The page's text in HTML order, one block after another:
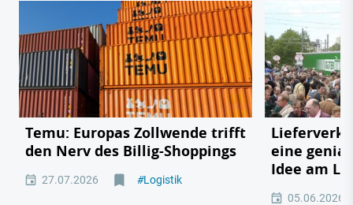
Temu: Europas Zollwende trifft
den Nerv des Billig-Shoppings
27.07.2026 #Logistik
eine
Idee am
05.06.2026